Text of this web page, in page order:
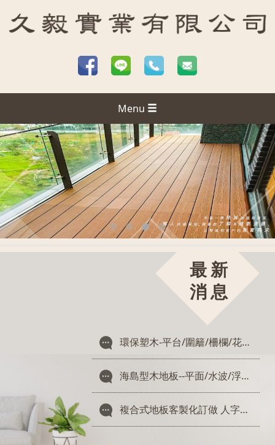
Menu
最新
消息
環保塑木-平台/圍籬/柵欄/花架/格柵 客製化施工
海島型木地板--平面/水波/浮雕/手刮紋含施工即日起特價供應
複合式地板客製化訂做 人字型地板鋪設